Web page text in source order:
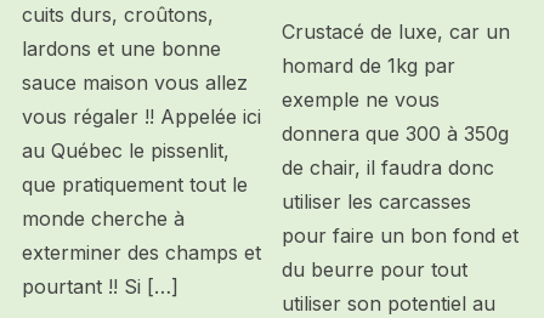
cuits durs, croûtons,
lardons et une bonne
sauce maison vous allez
vous régaler !! Appelée ici
au Québec le pissenlit,
que pratiquement tout le
monde cherche à
exterminer des champs et
pourtant !! Si […]
Crustacé de luxe, car un
homard de 1kg par
exemple ne vous
donnera que 300 à 350g
de chair, il faudra donc
utiliser les carcasses
pour faire un bon fond et
du beurre pour tout
utiliser son potentiel au